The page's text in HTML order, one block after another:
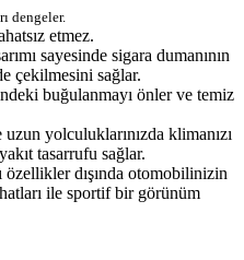
dengeler.
etmez.
sayesinde sigara dumanının
çekilmesini sağlar.
buğulanmayı önler ve temiz
yolculuklarınızda klimanızı
tasarrufu sağlar.
dışında otomobilinizin
ile sportif bir görünüm